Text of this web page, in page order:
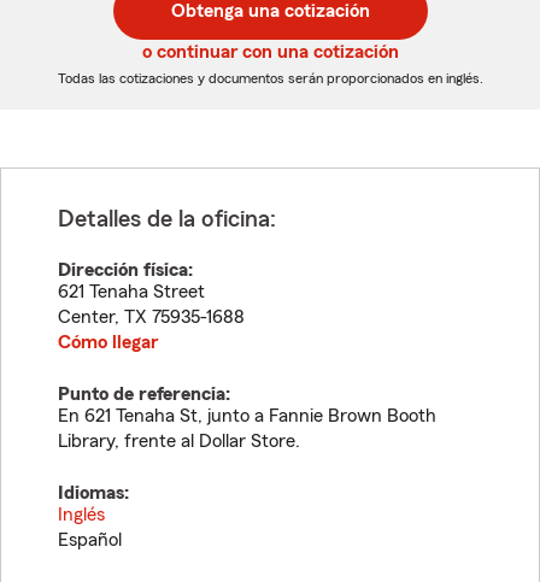
de
5
dígitos
de
5
dígitos
Obtenga una cotización
o continuar con una cotización
Todas las cotizaciones y documentos serán proporcionados en inglés.
Detalles de la oficina:
Dirección física:
621 Tenaha Street
Center, TX 75935-1688
Cómo llegar
Punto de referencia:
En 621 Tenaha St, junto a Fannie Brown Booth
Library, frente al Dollar Store.
Idiomas:
Inglés
Español